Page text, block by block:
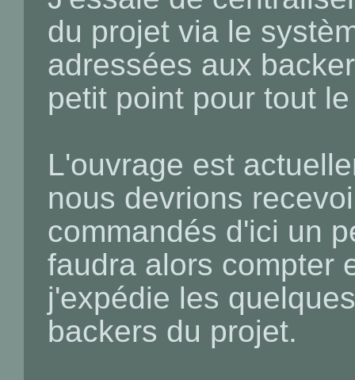
du projet via le
adressées aux
petit point pour tout
L'ouvrage est
nous devrions
commandés d'ici un
faudra alors compter
j'expédie les
backers du projet.